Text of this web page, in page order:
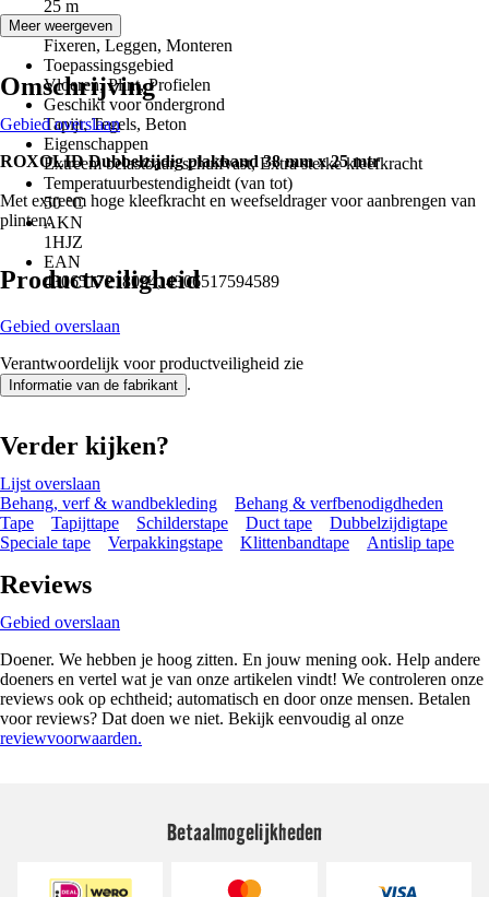
25 m
Toepassing
Fixeren, Leggen, Monteren
Toepassingsgebied
Vloeren, Plint, Profielen
Geschikt voor ondergrond
Tapijt, Tegels, Beton
Eigenschappen
Extreem belastbaar, schuifvast, Extra sterke kleefkracht
Temperatuurbestendigheidt (van tot)
50 °C
AKN
1HJZ
EAN
4306517218034, 4306517594589
Meer weergeven
Omschrijving
Gebied overslaan
ROXOLID Dubbelzijdig plakband 38 mm x 25 mtr
Met extreem hoge kleefkracht en weefseldrager voor aanbrengen van
plinten.
Productveiligheid
Gebied overslaan
Verantwoordelijk voor productveiligheid zie
Informatie van de fabrikant .
Verder kijken?
Lijst overslaan
Behang, verf & wandbekleding
Behang & verfbenodigdheden
Tape
Tapijttape Schilderstape Duct tape
Dubbelzijdigtape
Speciale tape
Verpakkingstape Klittenbandtape Antislip tape
Reviews
Gebied overslaan
Doener. We hebben je hoog zitten. En jouw mening ook. Help andere
doeners en vertel wat je van onze artikelen vindt! We controleren onze
reviews ook op echtheid; automatisch en door onze mensen. Betalen
voor reviews? Dat doen we niet. Bekijk eenvoudig al onze
reviewvoorwaarden.
Betaalmogelijkheden